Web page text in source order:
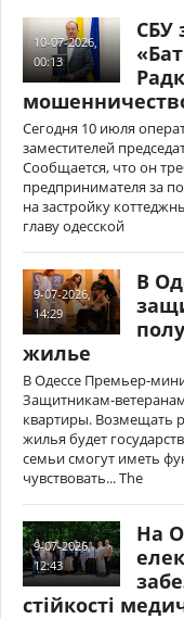
10-07-2026,
00:13
СБУ
Сегодня 10 июля
заместителей
Сообщается, что он
предпринимателя за
на застройку
главу одесской
9-07-2026,
14:29
В
жилье
В Одессе Премьер-
Защитникам-
квартиры. Возмещать
жилья будет
семьи смогут иметь
чувствовать... The
9-07-2026,
12:43
На
стійкості